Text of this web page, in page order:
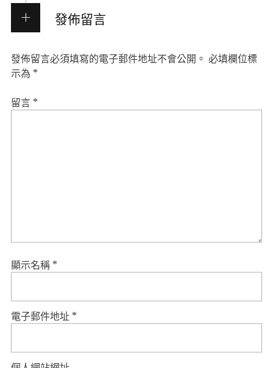
發佈留言
發佈留言必須填寫的電子郵件地址不會公開。 必填欄位標
示為 *
留言 *
顯示名稱 *
電子郵件地址 *